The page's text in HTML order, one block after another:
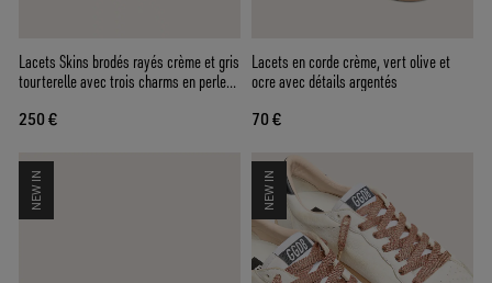
Lacets Skins brodés rayés crème et gris
tourterelle avec trois charms en perles
250 €
Lacets en corde crème, vert olive et
ocre avec détails argentés
70 €
NEW IN NEW IN